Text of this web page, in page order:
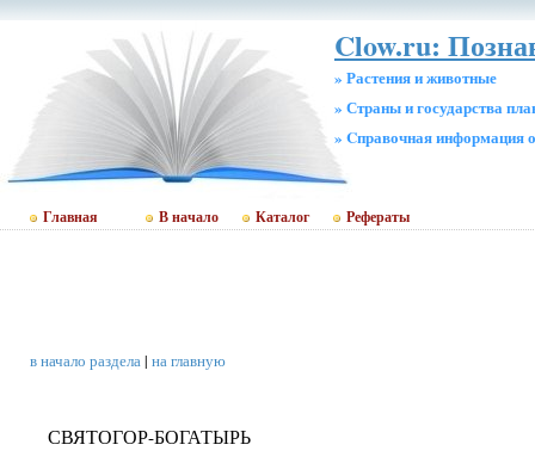
Clow.ru:
» Растения и животные
» Страны и государства
» Cправочная информация
Главная В начало Каталог Рефераты
в начало раздела| на главную
СВЯТОГОР-БОГАТЫРЬ